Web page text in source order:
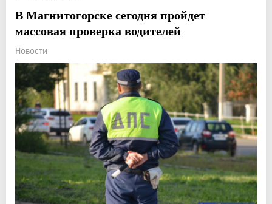
В Магнитогорске сегодня пройдет
массовая проверка водителей
Новости